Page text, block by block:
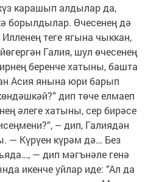
карашып алдылар да,
борылдылар. Өчесенең дә
теге ягына чыккан,
Галия, шул өчесенең
беренче хатыны, башта
Асия янына юри барып
дип төче елмаеп
әлеге хатыны, сер бирәсе
– дип, Галиядән
— Күрүен күрәм дә… Без
— дип мәгънәле генә
икенче уйлар иде: ”Ал да